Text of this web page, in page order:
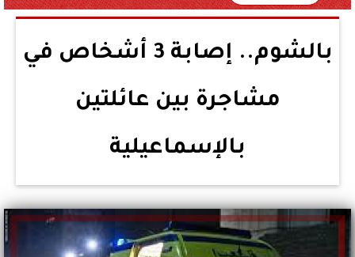
بالشوم.. إصابة 3 أشخاص في
مشاجرة بين عائلتين
بالإسماعيلية